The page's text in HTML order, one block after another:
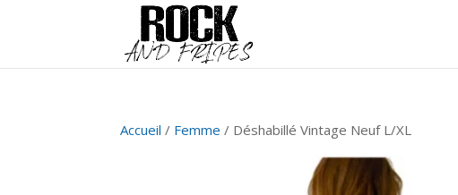
Accueil / Femme / Déshabillé Vintage Neuf L/XL